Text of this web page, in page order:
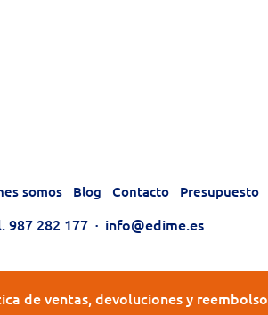
somos Blog Contacto Presupuesto
987 282 177· info@edime.es
de ventas, devoluciones y reembolso